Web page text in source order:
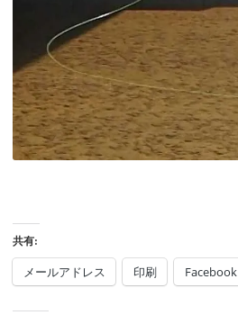
共有:
メールアドレス 印刷 Facebook